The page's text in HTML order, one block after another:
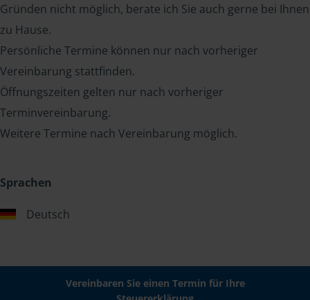
Gründen nicht möglich, berate ich Sie auch gerne bei Ihnen
zu Hause.
Persönliche Termine können nur nach vorheriger
Vereinbarung stattfinden.
Öffnungszeiten gelten nur nach vorheriger
Terminvereinbarung.
Weitere Termine nach Vereinbarung möglich.
Sprachen
Deutsch
Vereinbaren Sie einen Termin für Ihre